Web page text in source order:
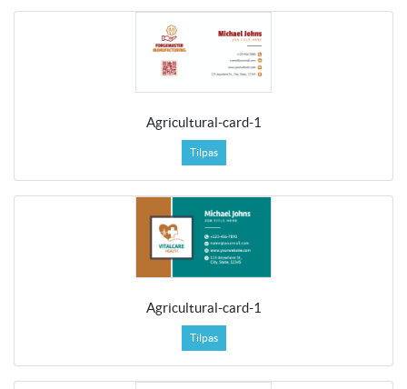
Agricultural-card-1
Tilpas
Agricultural-card-1
Tilpas